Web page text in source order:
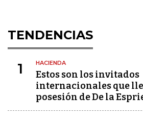
TENDENCIAS
1 HACIENDA
Estos son los invitados
internacionales que
posesión de De la